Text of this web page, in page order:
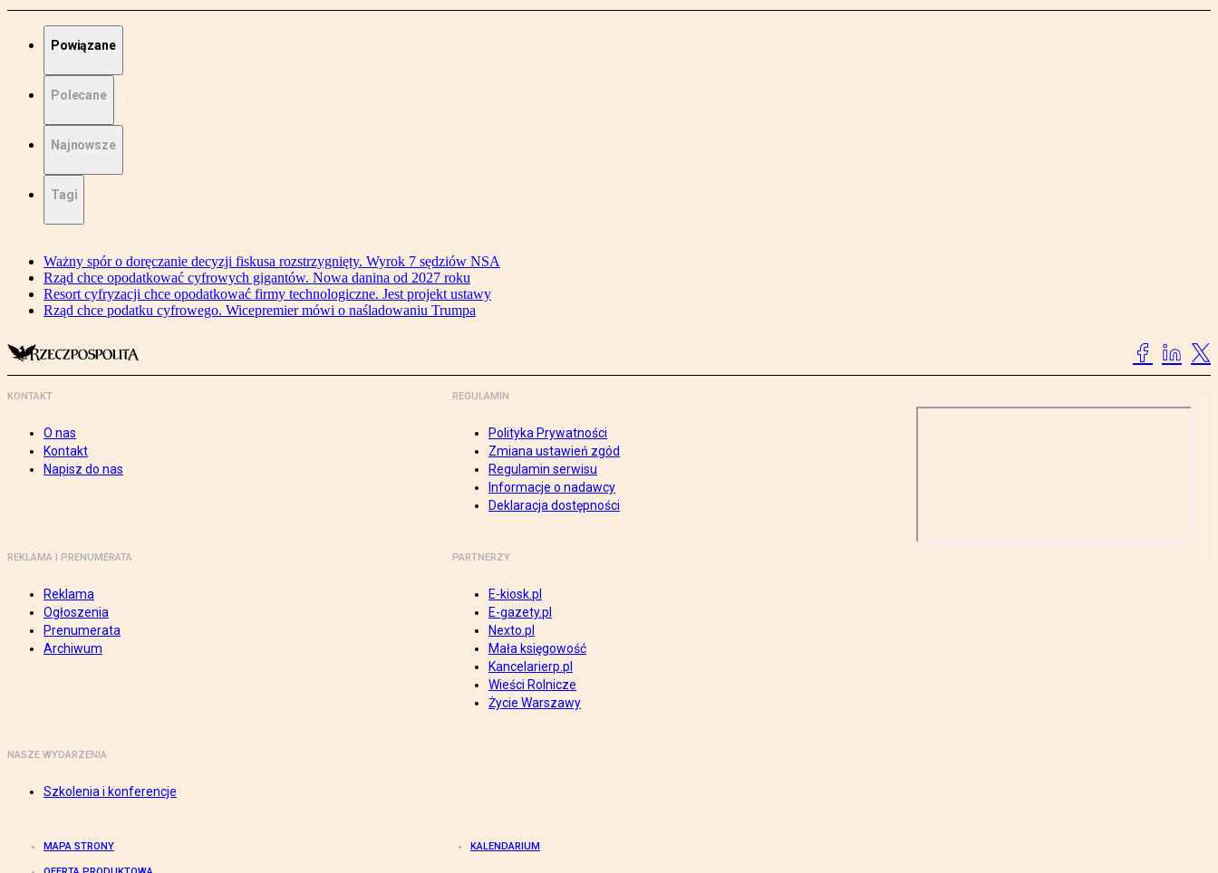
Powiązane
Polecane
Najnowsze
Tagi
Ważny spór o doręczanie decyzji fiskusa rozstrzygnięty. Wyrok 7 sędziów NSA
Rząd chce opodatkować cyfrowych gigantów. Nowa danina od 2027 roku
Resort cyfryzacji chce opodatkować firmy technologiczne. Jest projekt ustawy
Rząd chce podatku cyfrowego. Wicepremier mówi o naśladowaniu Trumpa
KONTAKT
O nas
Kontakt
Napisz do nas
REGULAMIN
Polityka Prywatności
Zmiana ustawień zgód
Regulamin serwisu
Informacje o nadawcy
Deklaracja dostępności
REKLAMA I PRENUMERATA
Reklama
Ogłoszenia
Prenumerata
Archiwum
PARTNERZY
E-kiosk.pl
E-gazety.pl
Nexto.pl
Mała księgowość
Kancelarierp.pl
Wieści Rolnicze
Życie Warszawy
NASZE WYDARZENIA
Szkolenia i konferencje
MAPA STRONY KALENDARIUM